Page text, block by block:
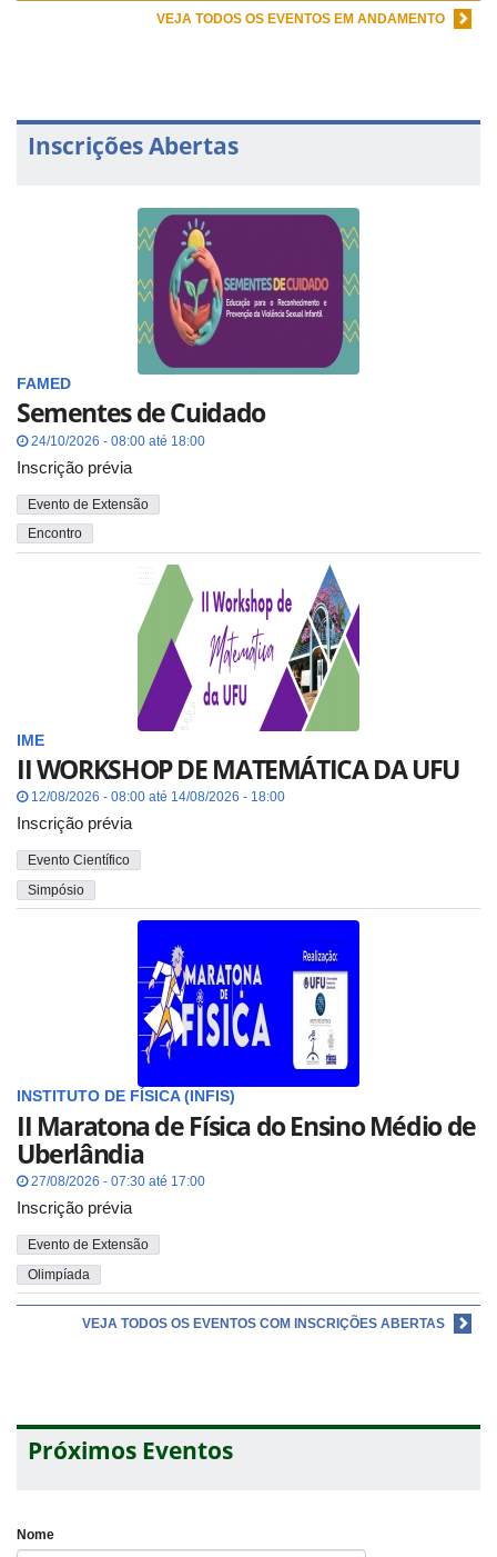
VEJA TODOS OS EVENTOS EM ANDAMENTO
Inscrições Abertas
FAMED
Sementes de Cuidado
24/10/2026 - 08:00 até 18:00
Inscrição prévia
Evento de Extensão
Encontro
IME
II WORKSHOP DE MATEMÁTICA DA UFU
12/08/2026 - 08:00 até 14/08/2026 - 18:00
Inscrição prévia
Evento Científico
Simpósio
INSTITUTO DE FÍSICA (INFIS)
II Maratona de Física do Ensino Médio de
Uberlândia
27/08/2026 - 07:30 até 17:00
Inscrição prévia
Evento de Extensão
Olimpíada
VEJA TODOS OS EVENTOS COM INSCRIÇÕES ABERTAS
Próximos Eventos
Nome